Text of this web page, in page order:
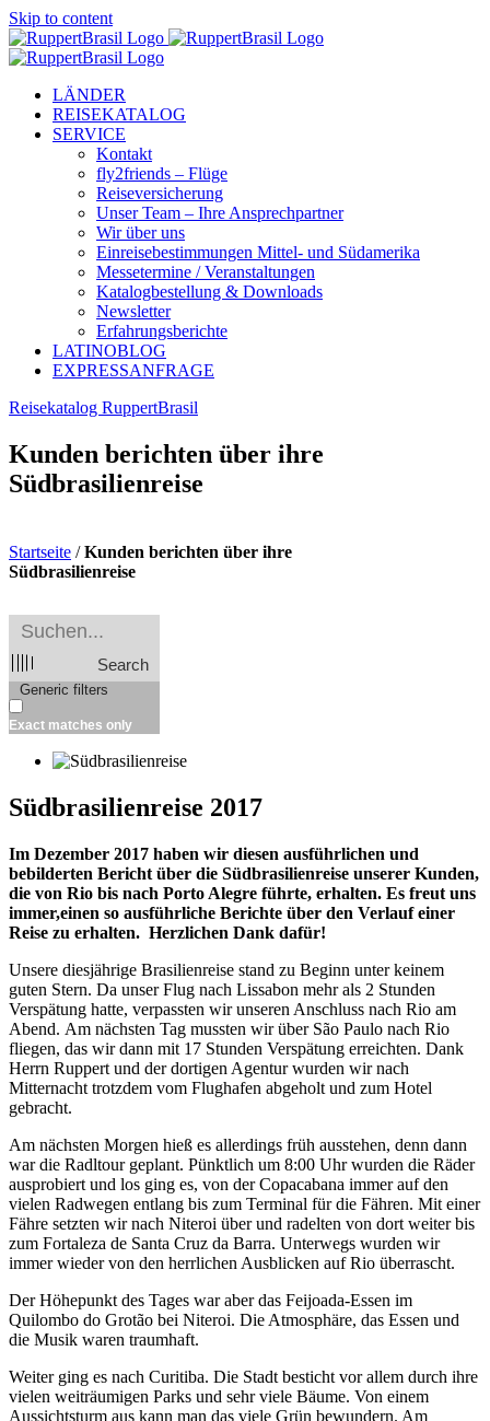
Skip to content
LÄNDER
REISEKATALOG
SERVICE
Kontakt
fly2friends – Flüge
Reiseversicherung
Unser Team – Ihre Ansprechpartner
Wir über uns
Einreisebestimmungen Mittel- und Südamerika
Messetermine / Veranstaltungen
Katalogbestellung & Downloads
Newsletter
Erfahrungsberichte
LATINOBLOG
EXPRESSANFRAGE
Reisekatalog RuppertBrasil
Kunden berichten über ihre
Südbrasilienreise
Startseite /Kunden berichten über ihre
Südbrasilienreise
Search
Generic filters
Exact matches only
Südbrasilienreise 2017
Im Dezember 2017 haben wir diesen ausführlichen und
bebilderten Bericht über die Südbrasilienreise unserer Kunden,
die von Rio bis nach Porto Alegre führte, erhalten. Es freut uns
immer,einen so ausführliche Berichte über den Verlauf einer
Reise zu erhalten. Herzlichen Dank dafür!
Unsere diesjährige Brasilienreise stand zu Beginn unter keinem
guten Stern. Da unser Flug nach Lissabon mehr als 2 Stunden
Verspätung hatte, verpassten wir unseren Anschluss nach Rio am
Abend. Am nächsten Tag mussten wir über São Paulo nach Rio
fliegen, das wir dann mit 17 Stunden Verspätung erreichten. Dank
Herrn Ruppert und der dortigen Agentur wurden wir nach
Mitternacht trotzdem vom Flughafen abgeholt und zum Hotel
gebracht.
Am nächsten Morgen hieß es allerdings früh ausstehen, denn dann
war die Radltour geplant. Pünktlich um 8:00 Uhr wurden die Räder
ausprobiert und los ging es, von der Copacabana immer auf den
vielen Radwegen entlang bis zum Terminal für die Fähren. Mit einer
Fähre setzten wir nach Niteroi über und radelten von dort weiter bis
zum Fortaleza de Santa Cruz da Barra. Unterwegs wurden wir
immer wieder von den herrlichen Ausblicken auf Rio überrascht.
Der Höhepunkt des Tages war aber das Feijoada-Essen im
Quilombo do Grotão bei Niteroi. Die Atmosphäre, das Essen und
die Musik waren traumhaft.
Weiter ging es nach Curitiba. Die Stadt besticht vor allem durch ihre
vielen weiträumigen Parks und sehr viele Bäume. Von einem
Aussichtsturm aus kann man das viele Grün bewundern. Am